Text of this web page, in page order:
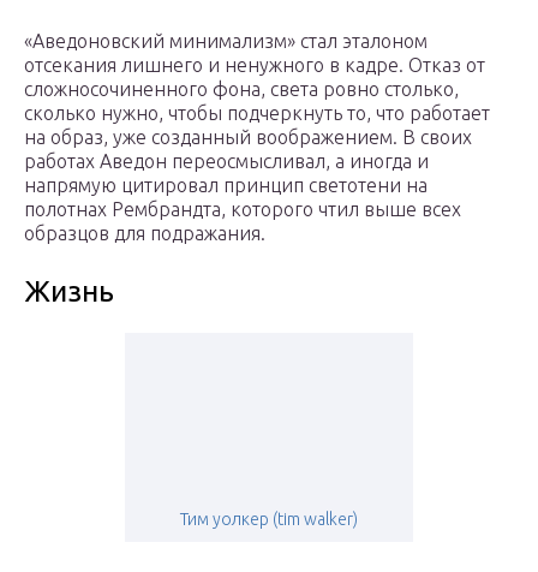
«Аведоновский минимализм» стал эталоном
отсекания лишнего и ненужного в кадре. Отказ от
сложносочиненного фона, света ровно столько,
сколько нужно, чтобы подчеркнуть то, что работает
на образ, уже созданный воображением. В своих
работах Аведон переосмысливал, а иногда и
напрямую цитировал принцип светотени на
полотнах Рембрандта, которого чтил выше всех
образцов для подражания.
Жизнь
Тим уолкер (tim walker)